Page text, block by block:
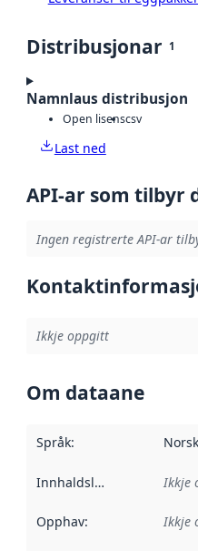
Distribusjonar 1
Namnlaus distribusjon
Open lisenscsv
Last ned
API-ar som tilbyr
Ingen registrerte API-ar
Ikkje oppgitt
Om dataane
Språk: Norsk
Innhaldsleverandørar :
Ikkje
Opphav: Ikkje